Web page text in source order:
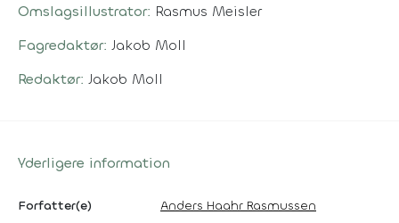
Omslagsillustrator: Rasmus Meisler
Fagredaktør: Jakob Moll
Redaktør: Jakob Moll
Yderligere information
Forfatter(e) Anders Haahr Rasmussen